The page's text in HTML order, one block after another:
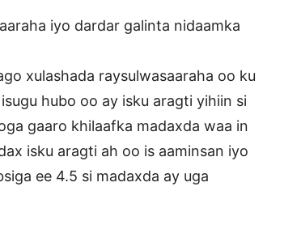
iyo dardar galinta nidaamka
xulashada raysulwasaaraha oo ku
hubo oo ay isku aragti yihiin si
gaaro khilaafka madaxda waa in
isku aragti ah oo is aaminsan iyo
ee 4.5 si madaxda ay uga